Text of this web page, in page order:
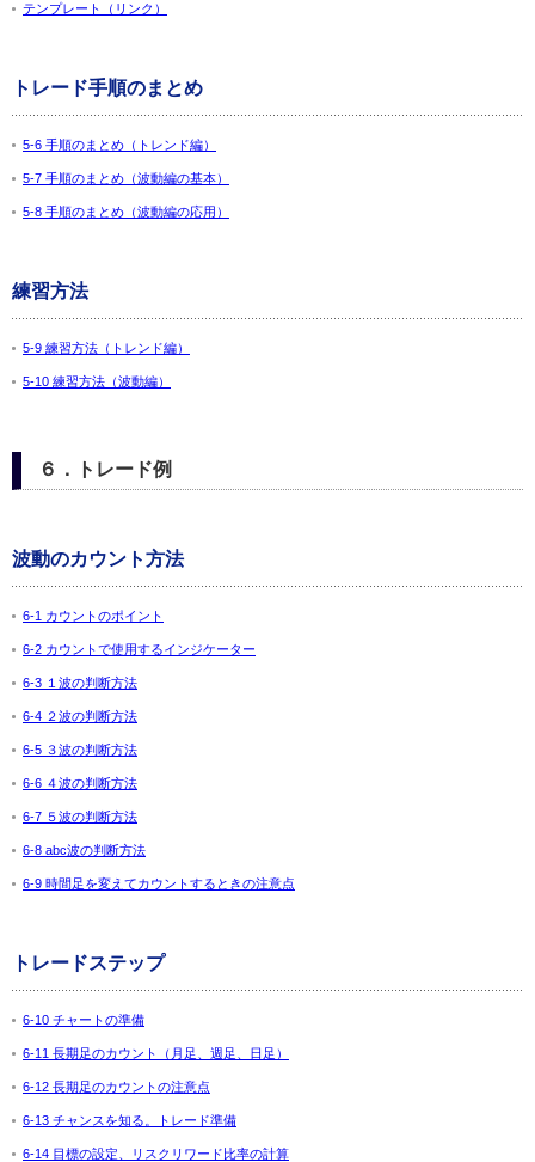
テンプレート（リンク）
トレード手順のまとめ
5-6 手順のまとめ（トレンド編）
5-7 手順のまとめ（波動編の基本）
5-8 手順のまとめ（波動編の応用）
練習方法
5-9 練習方法（トレンド編）
5-10 練習方法（波動編）
６．トレード例
波動のカウント方法
6-1 カウントのポイント
6-2 カウントで使用するインジケーター
6-3 １波の判断方法
6-4 ２波の判断方法
6-5 ３波の判断方法
6-6 ４波の判断方法
6-7 ５波の判断方法
6-8 abc波の判断方法
6-9 時間足を変えてカウントするときの注意点
トレードステップ
6-10 チャートの準備
6-11 長期足のカウント（月足、週足、日足）
6-12 長期足のカウントの注意点
6-13 チャンスを知る。トレード準備
6-14 目標の設定、リスクリワード比率の計算